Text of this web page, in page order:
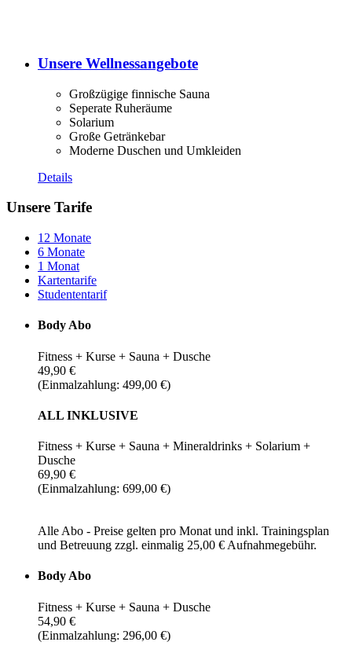
Unsere Wellnessangebote
Großzügige finnische Sauna
Seperate Ruheräume
Solarium
Große Getränkebar
Moderne Duschen und Umkleiden
Details
Unsere Tarife
12 Monate
6 Monate
1 Monat
Kartentarife
Studententarif
Body Abo
Fitness + Kurse + Sauna + Dusche
49,90 €
(Einmalzahlung: 499,00 €)
ALL INKLUSIVE
Fitness + Kurse + Sauna + Mineraldrinks + Solarium +
Dusche
69,90 €
(Einmalzahlung: 699,00 €)
Alle Abo - Preise gelten pro Monat und inkl. Trainingsplan
und Betreuung zzgl. einmalig 25,00 € Aufnahmegebühr.
Body Abo
Fitness + Kurse + Sauna + Dusche
54,90 €
(Einmalzahlung: 296,00 €)